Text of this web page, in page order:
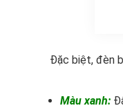
Đặc biệt, đèn
Màu xanh: